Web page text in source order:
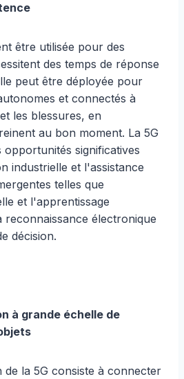
être utilisée pour des
des temps de réponse
peut être déployée pour
et connectés à
les blessures, en
au bon moment. La 5G
significatives
industrielle et l'assistance
telles que
et l'apprentissage
reconnaissance électronique
décision.
à grande échelle de
de la 5G consiste à connecter